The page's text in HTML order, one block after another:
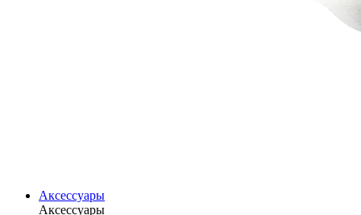
Аксессуары
Аксессуары